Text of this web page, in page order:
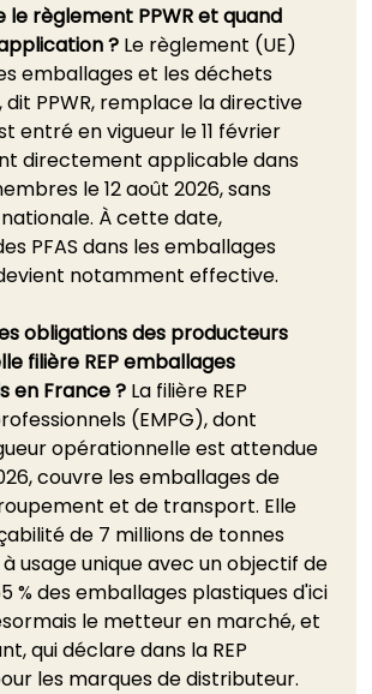
le règlement PPWR et quand
? Le règlement (UE)
emballages et les déchets
PPWR, remplace la directive
entré en vigueur le 11 février
directement applicable dans
le 12 août 2026, sans
À cette date,
PFAS dans les emballages
notamment effective.
obligations des producteurs
filière REP emballages
en France ? La filière REP
(EMPG), dont
opérationnelle est attendue
couvre les emballages de
et de transport. Elle
de 7 millions de tonnes
usage unique avec un objectif de
% des emballages plastiques d'ici
le metteur en marché, et
qui déclare dans la REP
les marques de distributeur.